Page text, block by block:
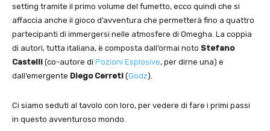
setting tramite il primo volume del fumetto, ecco quindi che si
affaccia anche il gioco d’avventura che permetterà fino a quattro
partecipanti di immergersi nelle atmosfere di Omegha. La coppia
di autori, tutta italiana, è composta dall’ormai noto Stefano
Castelli (co-autore di Pozioni Esplosive, per dirne una) e
dall’emergente Diego Cerreti (Godz).
Ci siamo seduti al tavolo con loro, per vedere di fare i primi passi
in questo avventuroso mondo.